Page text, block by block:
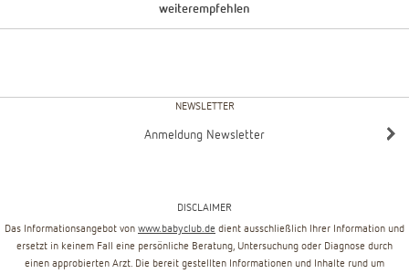
weiterempfehlen
NEWSLETTER
Anmeldung Newsletter
DISCLAIMER
Das Informationsangebot von www.babyclub.de dient ausschließlich Ihrer Information und
ersetzt in keinem Fall eine persönliche Beratung, Untersuchung oder Diagnose durch
einen approbierten Arzt. Die bereit gestellten Informationen und Inhalte rund um